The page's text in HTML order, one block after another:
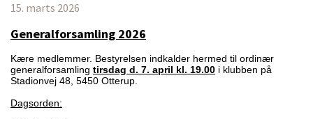
15. marts 2026
Generalforsamling 2026
Kære medlemmer. Bestyrelsen indkalder hermed til ordinær
generalforsamling tirsdag d. 7. april kl. 19.00 i klubben på
Stadionvej 48, 5450 Otterup.
Dagsorden: